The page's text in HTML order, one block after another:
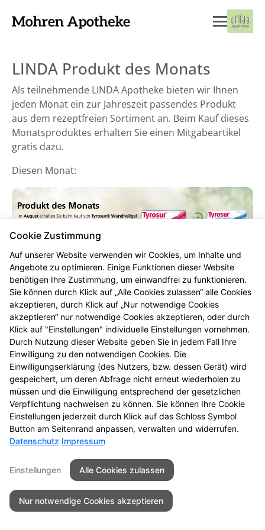
LINDA Produkt des Monats
Als teilnehmende LINDA Apotheke bieten wir Ihnen
jeden Monat ein zur Jahreszeit passendes Produkt
aus dem rezeptfreien Sortiment an. Beim Kauf dieses
Monatsproduktes erhalten Sie einen Mitgabeartikel
gratis dazu.
Diesen Monat:
Mehr Produktinformationen
Kontakt Impressum
Datenschutz
Barrierefreiheit
©2026Mohren Apotheke
Cookie Zustimmung
Auf unserer Website verwenden wir Cookies, um Inhalte und
Angebote zu optimieren. Einige Funktionen dieser Website
benötigen Ihre Zustimmung, um einwandfrei zu funktionieren.
Sie können durch Klick auf „Alle Cookies zulassen“ alle Cookies
akzeptieren, durch Klick auf „Nur notwendige Cookies
akzeptieren“ nur notwendige Cookies akzeptieren, oder durch
Klick auf "Einstellungen" individuelle Einstellungen vornehmen.
Durch Nutzung dieser Website geben Sie in jedem Fall Ihre
Einwilligung zu den notwendigen Cookies. Die
Einwilligungserklärung (des Nutzers, bzw. dessen Gerät) wird
gespeichert, um deren Abfrage nicht erneut wiederholen zu
müssen und die Einwilligung entsprechend der gesetzlichen
Verpflichtung nachweisen zu können. Sie können Ihre Cookie
Einstellungen jederzeit durch Klick auf das Schloss Symbol
Button am Seitenrand anpassen, verwalten und widerrufen.
Datenschutz Impressum
Einstellungen Alle Cookies zulassen
Nur notwendige Cookies akzeptieren